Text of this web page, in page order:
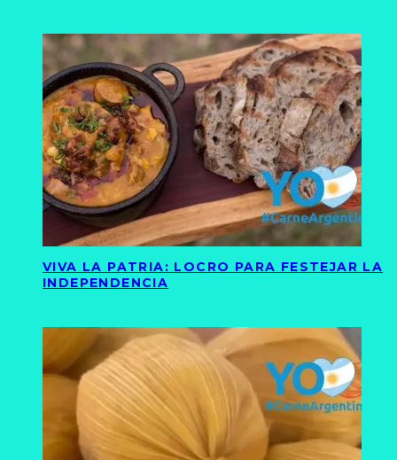
VIVA LA PATRIA: LOCRO PARA FESTEJAR LA
INDEPENDENCIA